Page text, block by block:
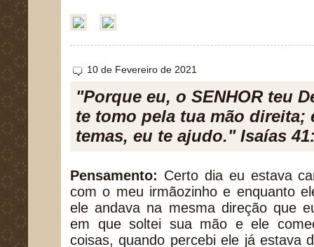
10 de Fevereiro de 2021
"Porque eu, o SENHOR teu
te tomo pela tua mão direita;
temas, eu te ajudo." Isaías
Pensamento: Certo dia eu estava
com o meu irmãozinho e enquanto
ele andava na mesma direção que
em que soltei sua mão e ele
coisas, quando percebi ele já estava